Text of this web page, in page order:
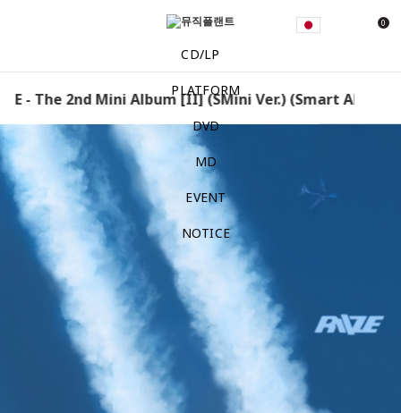
0
CD/LP
PLATFORM
DVD
MD
EVENT
NOTICE
- The 2nd Mini Album [II] (SMini Ver.) (Smart